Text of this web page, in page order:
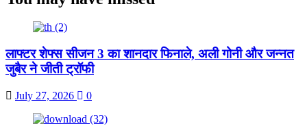
लाफ्टर शेफ्स सीजन 3 का शानदार फिनाले, अली गोनी और जन्नत
जुबैर ने जीती ट्रॉफी
July 27, 2026 0